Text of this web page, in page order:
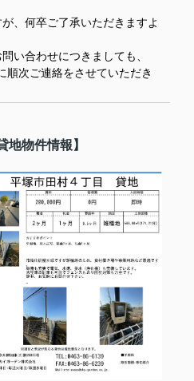
、何卒ご了承いただきますよ
い合わせにつきましても、
順次ご連絡をさせていただき
物件情報】